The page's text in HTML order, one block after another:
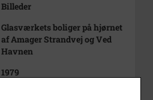
Billeder
Glasværkets boliger på hjørnet
af Amager Strandvej og Ved
Havnen
1979